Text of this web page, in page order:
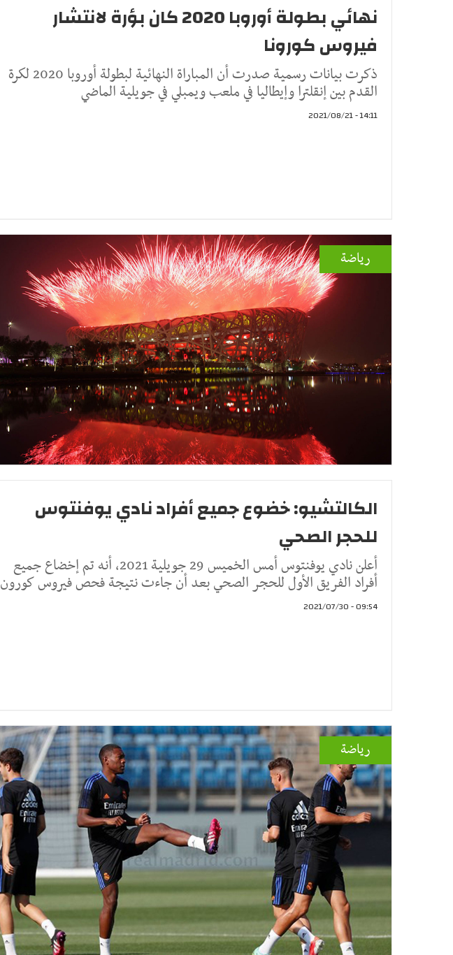
نهائي بطولة أوروبا 2020 كان بؤرة لانتشار
فيروس كورونا
ذكرت بيانات رسمية صدرت أن المباراة النهائية لبطولة أوروبا 2020 لكرة
القدم بين إنقلترا وإيطاليا في ملعب ويمبلي في جويلية الماضي
14:11 - 2021/08/21
رياضة
الكالتشيو: خضوع جميع أفراد نادي يوفنتوس
للحجر الصحي
أعلن نادي يوفنتوس أمس الخميس 29 جويلية 2021، أنه تم إخضاع جميع
أفراد الفريق الأول للحجر الصحي بعد أن جاءت نتيجة فحص فيروس كورون
09:54 - 2021/07/30
رياضة